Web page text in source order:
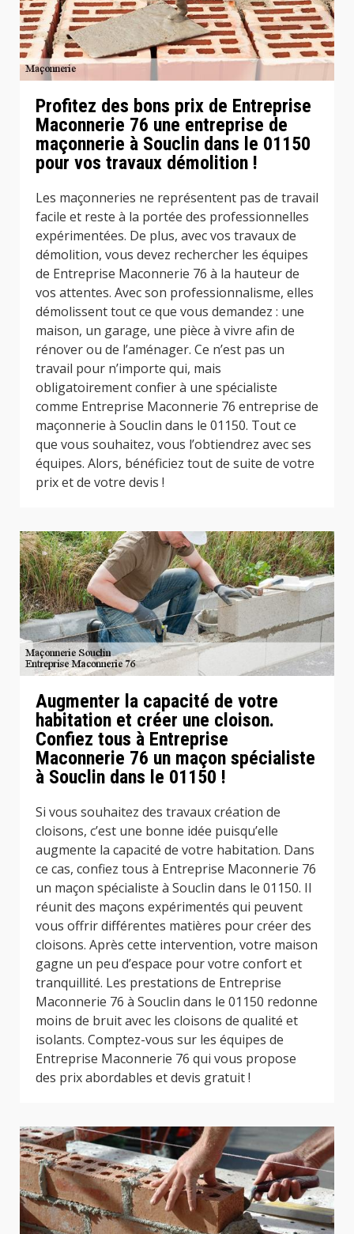
Profitez des bons prix de Entreprise
Maconnerie 76 une entreprise de
maçonnerie à Souclin dans le 01150
pour vos travaux démolition !
Les maçonneries ne représentent pas de travail
facile et reste à la portée des professionnelles
expérimentées. De plus, avec vos travaux de
démolition, vous devez rechercher les équipes
de Entreprise Maconnerie 76 à la hauteur de
vos attentes. Avec son professionnalisme, elles
démolissent tout ce que vous demandez : une
maison, un garage, une pièce à vivre afin de
rénover ou de l’aménager. Ce n’est pas un
travail pour n’importe qui, mais
obligatoirement confier à une spécialiste
comme Entreprise Maconnerie 76 entreprise de
maçonnerie à Souclin dans le 01150. Tout ce
que vous souhaitez, vous l’obtiendrez avec ses
équipes. Alors, bénéficiez tout de suite de votre
prix et de votre devis !
Augmenter la capacité de votre
habitation et créer une cloison.
Confiez tous à Entreprise
Maconnerie 76 un maçon spécialiste
à Souclin dans le 01150 !
Si vous souhaitez des travaux création de
cloisons, c’est une bonne idée puisqu’elle
augmente la capacité de votre habitation. Dans
ce cas, confiez tous à Entreprise Maconnerie 76
un maçon spécialiste à Souclin dans le 01150. Il
réunit des maçons expérimentés qui peuvent
vous offrir différentes matières pour créer des
cloisons. Après cette intervention, votre maison
gagne un peu d’espace pour votre confort et
tranquillité. Les prestations de Entreprise
Maconnerie 76 à Souclin dans le 01150 redonne
moins de bruit avec les cloisons de qualité et
isolants. Comptez-vous sur les équipes de
Entreprise Maconnerie 76 qui vous propose
des prix abordables et devis gratuit !